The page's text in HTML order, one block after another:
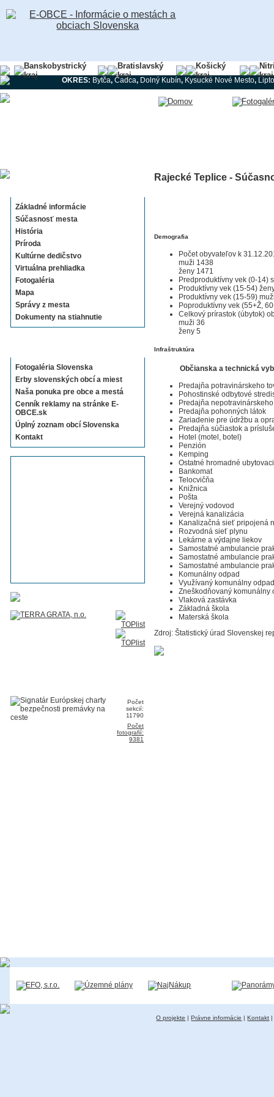
Banskobystrický
kraj
Bratislavský
kraj
Košický
kraj
kraj
OKRES: Bytča, Čadca, Dolný Kubín, Kysucké Nové Mesto,
Základné informácie
Súčasnosť mesta
História
Príroda
Kultúrne dedičstvo
Virtuálna prehliadka
Fotogaléria
Mapa
Správy z mesta
Dokumenty na stiahnutie
Fotogaléria Slovenska
Erby slovenských obcí a miest
Naša ponuka pre obce a mestá
Cenník reklamy na stránke E-
OBCE.sk
Úplný zoznam obcí Slovenska
Kontakt
Počet
sekcií:
11790
Počet
fotografií:
9381
Rajecké Teplice -
Demografia
Počet obyvateľov k
muži 1438
ženy 1471
Predproduktívny vek (0-14)
Produktívny vek (15-54)
Produktívny vek (15-59)
Poproduktívny vek (55+Ž,
Celkový prírastok (úbytok)
muži 36
ženy 5
Infraštruktúra
Občianska a technická
Predajňa potravinárskeho
Pohostinské odbytové
Predajňa
Predajňa pohonných látok
Zariadenie pre údržbu a
Predajňa súčiastok a
Hotel (motel, botel)
Penzión
Kemping
Ostatné hromadné
Bankomat
Telocvičňa
Knižnica
Pošta
Verejný vodovod
Verejná kanalizácia
Kanalizačná sieť pripojená
Rozvodná sieť plynu
Lekárne a výdajne liekov
Samostatné ambulancie
Samostatné ambulancie
Samostatné ambulancie
Komunálny odpad
Využívaný komunálny odpad
Zneškodňovaný komunálny
Vlaková zastávka
Základná škola
Materská škola
Zdroj: Štatistický úrad Slovenskej
O projekte |Právne informácie |Kontakt